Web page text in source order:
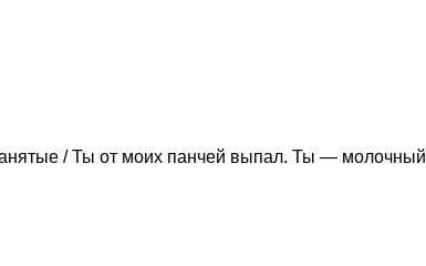
/ Ты от моих панчей выпал. Ты —